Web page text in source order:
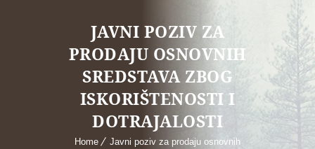
JAVNI POZIV ZA
PRODAJU OSNOVNIH
SREDSTAVA ZBOG
ISKORIŠTENOSTI I
DOTRAJALOSTI
Home
Javni poziv za prodaju osnovnih